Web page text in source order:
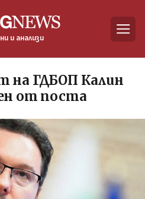
и анализи
на ГДБОП Калин
от поста